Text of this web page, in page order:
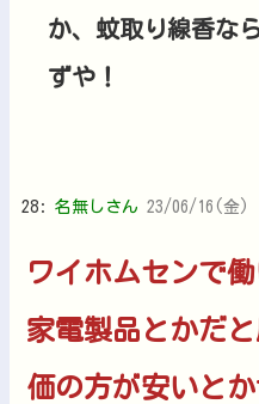
か、蚊取り線香な
ずや！
28: 名無しさん 23/06/16(金)
ワイホムセンで
家電製品とかだと
価の方が安いと